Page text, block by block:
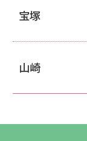
宝塚
山崎